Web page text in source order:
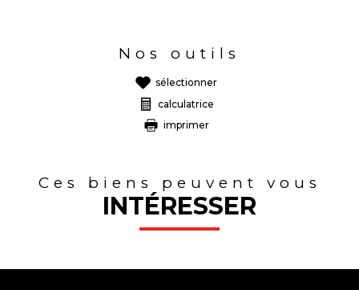
Nos outils
sélectionner
calculatrice
imprimer
Ces biens peuvent vous
INTÉRESSER